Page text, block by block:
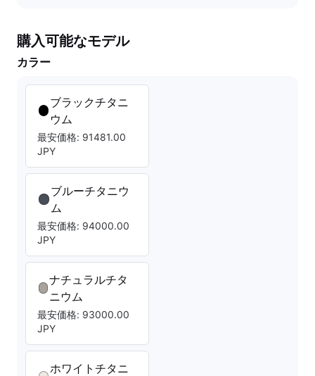
購入可能なモデル
カラー
ブラックチタニ
ウム
最安価格: 91481.00
JPY
ブルーチタニウ
ム
最安価格: 94000.00
JPY
ナチュラルチタ
ニウム
最安価格: 93000.00
JPY
ホワイトチタニ